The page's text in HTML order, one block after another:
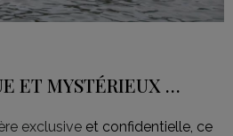
ET MYSTÉRIEUX …
exclusive et confidentielle, ce